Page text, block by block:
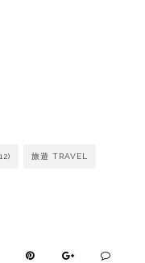
旅遊 TRAVEL